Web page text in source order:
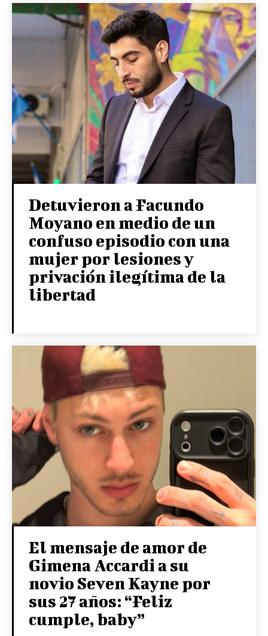
Detuvieron a Facundo
Moyano en medio de un
confuso episodio con una
mujer por lesiones y
privación ilegítima de la
libertad
El mensaje de amor de
Gimena Accardi a su
novio Seven Kayne por
sus 27 años: “Feliz
cumple, baby”